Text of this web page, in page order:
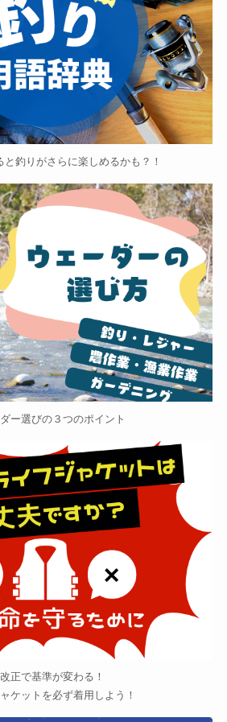
と釣りがさらに楽しめるかも？！
ー選びの３つのポイント
正で基準が変わる！
ケットを必ず着用しよう！